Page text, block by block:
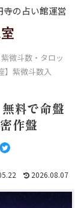
の占い館運営
微斗数・タロッ
】紫微斗数入
料で命盤
作盤
2026.08.07